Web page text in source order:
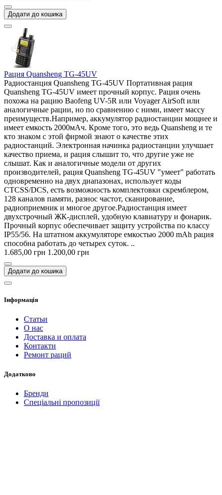
Додати до кошика
Рация Quansheng TG-45UV
Радиостанция Quansheng TG-45UV Портативная рация
Quansheng TG-45UV имеет прочный корпус. Рация очень
похожа на рацию Baofeng UV-5R или Voyager AirSoft или
аналогичные рации, но по сравнению с ними, имеет массу
преимуществ.Например, аккумулятор радиостанции мощнее и
имеет емкость 2000мАч. Кроме того, это ведь Quansheng и те
кто знаком с этой фирмой знают о качестве этих
радиостанций. Электронная начинка радиостанции улучшает
качество приема, и рация слышит то, что другие уже не
слышат. Как и аналогичные модели от других
производителей, рация Quansheng TG-45UV "умеет" работать
одновременно на двух диапазонах, использует коды
CTCSS/DCS, есть возможность комплектовки скремблером,
128 каналов памяти, разнос частот, сканирование,
радиоприемник и многое другое.Радиостанция имеет
двухстрочный ЖК-дисплей, удобную клавиатуру и фонарик.
Прочный корпус обеспечивает защиту устройства по классу
IP55/56. На штатном аккумуляторе емкостью 2000 mAh рация
способна работать до четырех суток. ..
1.685,00 грн 1.200,00 грн
Додати до кошика
Інформація
Статьи
О нас
Доставка и оплата
Контакти
Ремонт раций
Додатково
Бренди
Спеціальні пропозиції